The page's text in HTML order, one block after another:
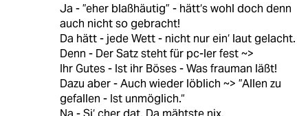
Ja - ”eher blaßhäutig” - hätt‘s wohl doch denn
auch nicht so gebracht!
Da hätt - jede Wett - nicht nur ein‘ laut gelacht.
Denn - Der Satz steht für pc-ler fest ~>
Ihr Gutes - Ist ihr Böses - Was frauman läßt!
Dazu aber - Auch wieder löblich ~> ”Allen zu
gefallen - Ist unmöglich.“